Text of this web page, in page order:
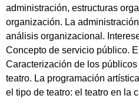
administración, estructuras
organización. La
análisis organizacional.
Concepto de servicio público.
Caracterización de los
teatro. La programación
el tipo de teatro: el teatro en la